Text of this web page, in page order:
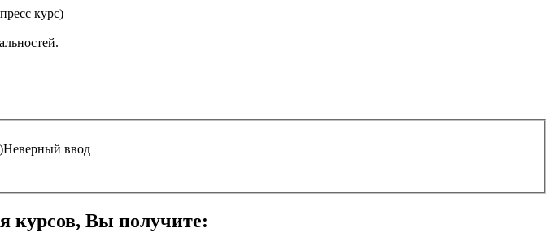
курс)
Неверный ввод
курсов, Вы получите: